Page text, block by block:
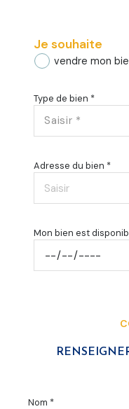
Je souhaite
vendre mon
Type de bien *
Saisir *
Adresse du bien *
Mon bien est
Nom *